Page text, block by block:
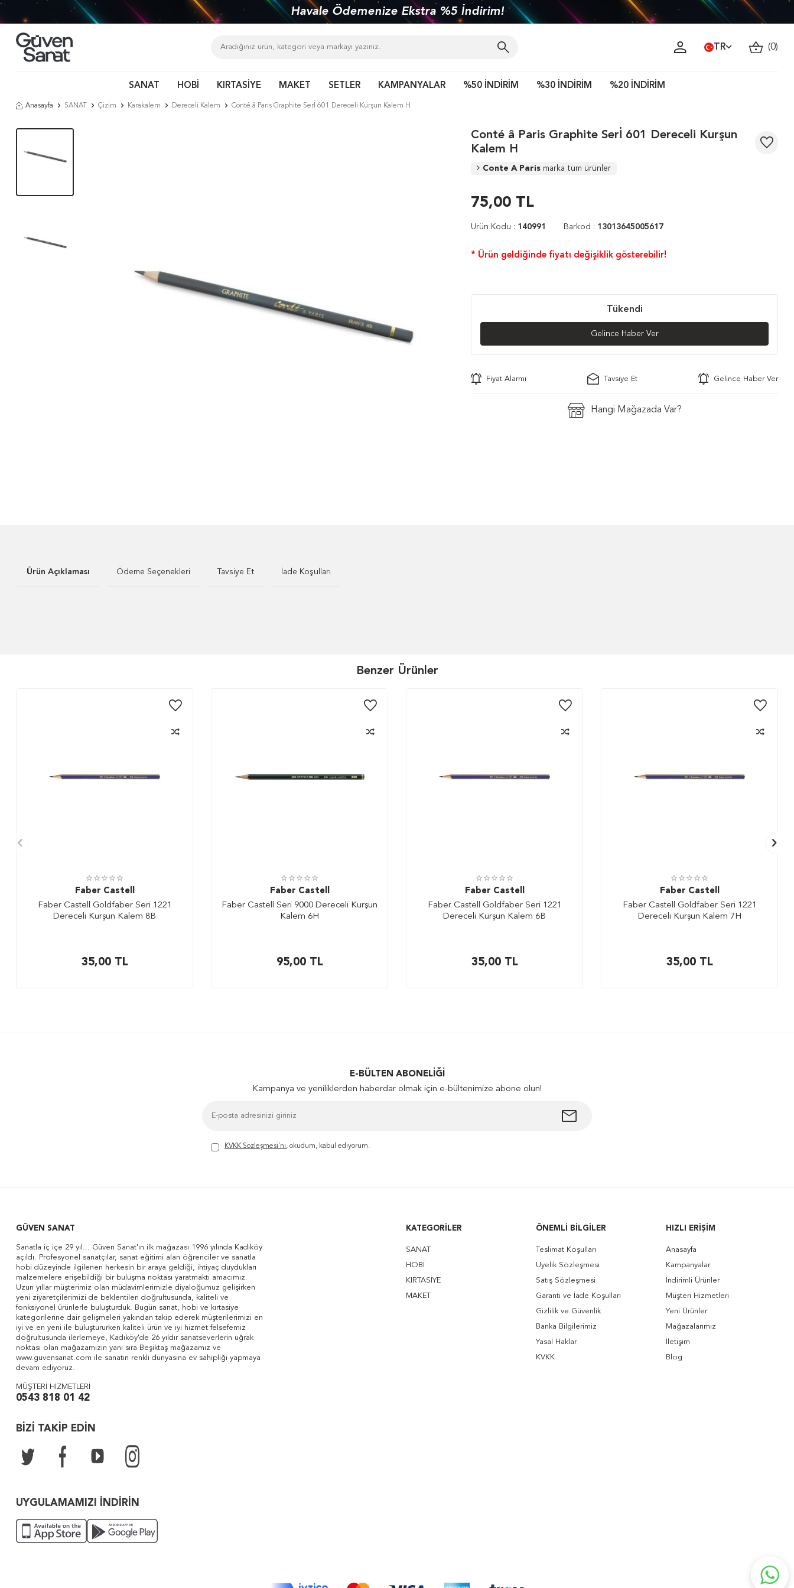
Havale Ödemenize Ekstra %5 İndirim!
TR (0)
SANAT HOBİ KIRTASİYE MAKET SETLER KAMPANYALAR %50 İNDİRİM %30 İNDİRİM %20 İNDİRİM
Anasayfa SANAT Çizim Karakalem Dereceli Kalem Conté â Paris Graphite Serİ 601 Dereceli Kurşun Kalem H
Conté â Paris Graphite Serİ 601 Dereceli Kurşun
Kalem H
Conte A Paris marka tüm ürünler
75,00 TL
Ürün Kodu : 140991 Barkod : 13013645005617
* Ürün geldiğinde fiyatı değişiklik gösterebilir!
Tükendi
Gelince Haber Ver
Fiyat Alarmı Tavsiye Et Gelince Haber Ver
Hangi Mağazada Var?
Ürün Açıklaması Ödeme Seçenekleri Tavsiye Et İade Koşulları
Benzer Ürünler
Faber Castell
Faber Castell Goldfaber Seri 1221
Dereceli Kurşun Kalem 8B
35,00TL
Faber Castell
Faber Castell Seri 9000 Dereceli Kurşun
Kalem 6H
95,00TL
Faber Castell
Faber Castell Goldfaber Seri 1221
Dereceli Kurşun Kalem 6B
35,00TL
Faber Castell
Faber Castell Goldfaber Seri 1221
Dereceli Kurşun Kalem 7H
35,00TL
E-BÜLTEN ABONELIĞI
Kampanya ve yeniliklerden haberdar olmak için e-bültenimize abone olun!
KVKK Sözleşmesi'ni, okudum, kabul ediyorum.
GÜVEN SANAT
Sanatla iç içe 29 yıl... Güven Sanat'ın ilk mağazası 1996 yılında Kadıköy
açıldı. Profesyonel sanatçılar, sanat eğitimi alan öğrenciler ve sanatla
hobi düzeyinde ilgilenen herkesin bir araya geldiği, ihtiyaç duydukları
malzemelere erişebildiği bir buluşma noktası yaratmaktı amacımız.
Uzun yıllar müşterimiz olan müdavimlerimizle diyaloğumuz gelişirken
yeni ziyaretçilerimizi de beklentileri doğrultusunda, kaliteli ve
fonksiyonel ürünlerle buluşturduk. Bugün sanat, hobi ve kırtasiye
kategorilerine dair gelişmeleri yakından takip ederek müşterilerimizi en
iyi ve en yeni ile buluştururken kaliteli ürün ve iyi hizmet felsefemiz
doğrultusunda ilerlemeye, Kadıköy'de 26 yıldır sanatseverlerin uğrak
noktası olan mağazamızın yanı sıra Beşiktaş mağazamız ve
www.guvensanat.com ile sanatın renkli dünyasına ev sahipliği yapmaya
devam ediyoruz.
MÜŞTERİ HİZMETLERİ
0543 818 01 42
BİZİ TAKİP EDİN
UYGULAMAMIZI İNDİRİN
KATEGORILER
SANAT
HOBİ
KIRTASİYE
MAKET
ÖNEMLI BILGILER
Teslimat Koşulları
Üyelik Sözleşmesi
Satış Sözleşmesi
Garanti ve İade Koşulları
Gizlilik ve Güvenlik
Banka Bilgilerimiz
Yasal Haklar
KVKK
HIZLI ERIŞIM
Anasayfa
Kampanyalar
İndirimli Ürünler
Müşteri Hizmetleri
Yeni Ürünler
Mağazalarımız
İletişim
Blog